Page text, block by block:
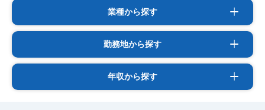
業種から探す
勤務地から探す
年収から探す